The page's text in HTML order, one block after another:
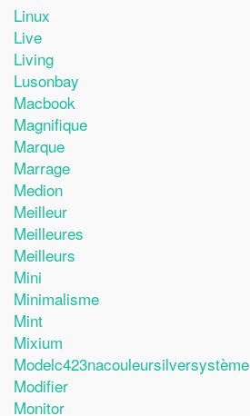
Linux
Live
Living
Lusonbay
Macbook
Magnifique
Marque
Marrage
Medion
Meilleur
Meilleures
Meilleurs
Mini
Minimalisme
Mint
Mixium
Modelc423nacouleursilversystème
Modifier
Monitor